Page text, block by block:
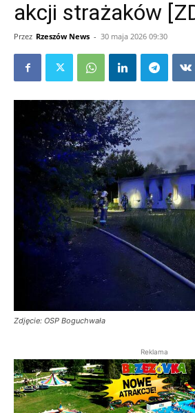
akcji strażaków
Przez Rzeszów News - 30 maja 2026 09:30
Zdjęcie: OSP Boguchwała
Reklama